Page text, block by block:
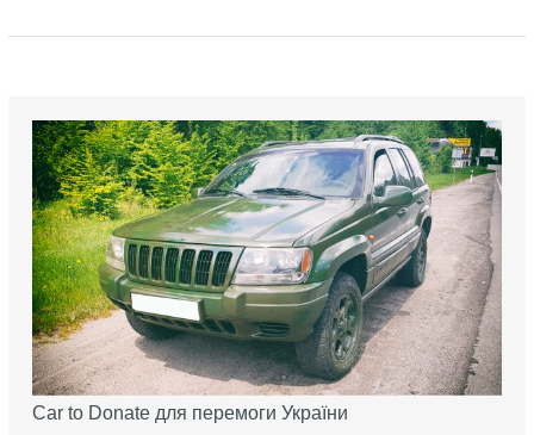
Car to Donate для перемоги України